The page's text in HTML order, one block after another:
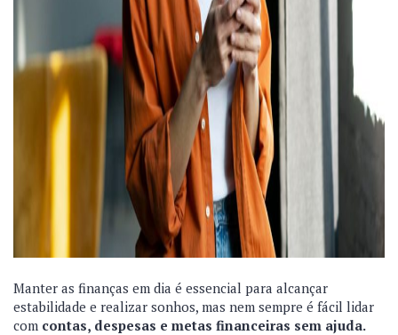
Manter as finanças em dia é essencial para alcançar
estabilidade e realizar sonhos, mas nem sempre é fácil lidar
com contas, despesas e metas financeiras sem ajuda.